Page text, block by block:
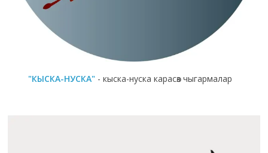
"КЫСКА-НУСКА" - кыска-нуска карасөз чыгармалар